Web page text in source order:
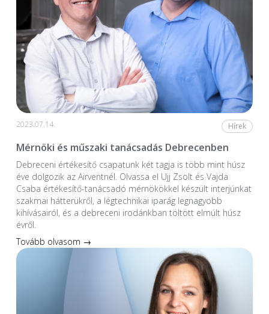
2023.07.14. Hírek
Mérnöki és műszaki tanácsadás Debrecenben
Debreceni értékesítő csapatunk két tagja is több mint húsz
éve dolgozik az Airventnél. Olvassa el Ujj Zsolt és Vajda
Csaba értékesítő-tanácsadó mérnökökkel készült interjúnkat
szakmai hátterükről, a légtechnikai iparág legnagyobb
kihívásairól, és a debreceni irodánkban töltött elmúlt húsz
évről.
Tovább olvasom →